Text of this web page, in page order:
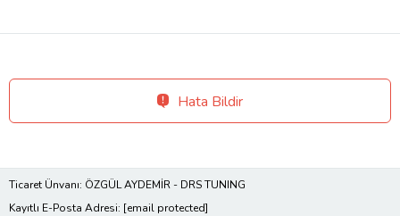
Hata Bildir
Ticaret Ünvanı: ÖZGÜL AYDEMİR - DRS TUNING
Kayıtlı E-Posta Adresi: [email protected]